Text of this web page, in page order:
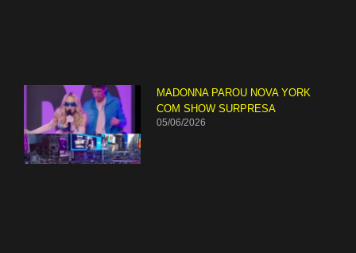
MADONNA PAROU NOVA YORK
COM SHOW SURPRESA
05/06/2026